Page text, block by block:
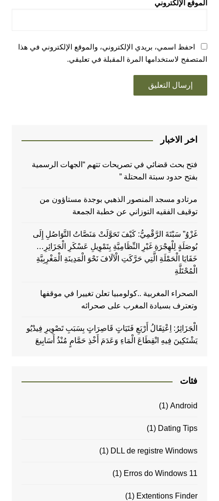
الموقع الإلكتروني
احفظ اسمي، بريدي الإلكتروني، والموقع الإلكتروني في هذا
المتصفح لاستخدامها المرة المقبلة في تعليقي.
اخر الاخبار
فتح بحث قضائي في تصريحات تتهم “الجهات الرسمية
بفتح حدود سبتة المحتلة ”
مرتادو مسجد المنصور الذهبي بوجدة مستاؤون من
توقيف الفقيه التوزاني عن خطبة الجمعة
غَزْوُ” سَبْتَةَ الرَّقْمِيُّ: كَيْفَ تَحَوَّلَتْ مَنَصَّاتُ التَّوَاصُلِ إِلَى
بُوصَلَةٍ لِلْهِجْرَةِ غَيْرِ النِّظَامِيَّةِ بِتَمْوِيلِ عَسْكَرِ الْجَزَائِرِ…
خَفَايَا الْحَمْلَةِ الَّتِي حَرَّكَتِ الْآلَافَ نَحْوَ الْمَدِينَةِ الْمَغْرِبِيَّةِ
الْمُحْتَلَّةِ
الصحراء المغربية ..كولومبيا تعلن تغييرا في موقفها
وتعترف بسيادة المغرب على صحرائه
الْجَزَائِرُ: اِعْتِقَالُ أَرْبَعِ فَتَيَاتٍ قَاصِرَاتٍ بِسَبَبِ تَصْوِيرِ فِيدْيُو
يَشْتَكِينَ فِيهِ انْقِطَاعَ الْمَاءِ وَعَدَمَ أَخْذِ حَمَّامٍ مُنْذُ أَسَابِيعَ
فئات
Android
(1)
Dating Tips
(1)
DLL de registre Windows
(1)
Erros do Windows 11
(1)
Extentions Finder
(1)